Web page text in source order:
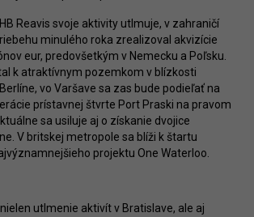
Reavis svoje aktivity utlmuje, v zahraničí
minulého roka zrealizoval akvizície
eur, predovšetkým v Nemecku a Poľsku.
k atraktívnym pozemkom v blízkosti
vo Varšave sa zas bude podieľať na
prístavnej štvrte Port Praski na pravom
sa usiluje aj o získanie dvojice
V britskej metropole sa blíži k štartu
projektu One Waterloo.
utlmenie aktivít v Bratislave, ale aj